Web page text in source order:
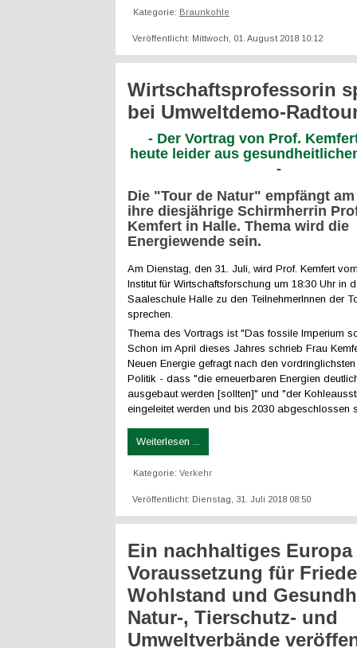
Kategorie: Braunkohle
Veröffentlicht: Mittwoch, 01. August 2018 10:12
Wirtschaftsprofessorin
bei Umweltdemo-
- Der Vortrag von Prof.
heute leider aus
-
Die "Tour de Natur" empfängt
ihre diesjährige Schirmherrin
Kemfert in Halle. Thema wird die
Energiewende sein.
Am Dienstag, den 31. Juli, wird Prof. Kemfert
Institut für Wirtschaftsforschung um 18:30 Uhr in
Saaleschule Halle zu den TeilnehmerInnen der
sprechen.
Thema des Vortrags ist "Das fossile Imperium
Schon im April dieses Jahres schrieb Frau
Neuen Energie gefragt nach den
Politik - dass "die erneuerbaren Energien
ausgebaut werden [sollten]" und "der
eingeleitet werden und bis 2030 abgeschlossen
Weiterlesen ...
Kategorie: Verkehr
Veröffentlicht: Dienstag, 31. Juli 2018 08:50
Ein nachhaltiges
Voraussetzung für
Wohlstand und
Natur-, Tierschutz- und
Umweltverbände